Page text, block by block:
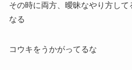
その時に両方、曖昧なやり方して
なる
コウキをうかがってるな